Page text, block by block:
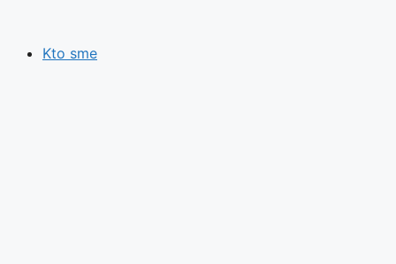
obsahKto sme